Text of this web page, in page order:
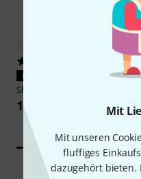
Mit
Mit unseren
fluffiges
dazugehört bieten.
PASST GARANTIERT
Shure
19,90 €